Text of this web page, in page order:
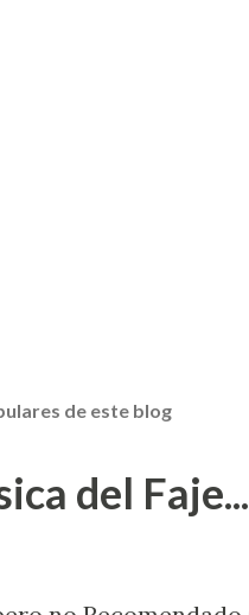
de este blog
del Faje...